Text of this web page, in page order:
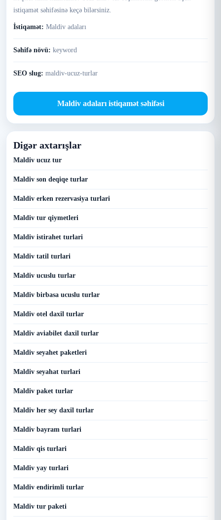
istiqamət səhifəsinə keçə bilərsiniz.
İstiqamət: Maldiv adaları
Səhifə növü: keyword
SEO slug: maldiv-ucuz-turlar
Maldiv adaları istiqamət səhifəsi
Digər axtarışlar
Maldiv ucuz tur
Maldiv son deqiqe turlar
Maldiv erken rezervasiya turlari
Maldiv tur qiymetleri
Maldiv istirahet turlari
Maldiv tatil turlari
Maldiv ucuslu turlar
Maldiv birbasa ucuslu turlar
Maldiv otel daxil turlar
Maldiv aviabilet daxil turlar
Maldiv seyahet paketleri
Maldiv seyahat turlari
Maldiv paket turlar
Maldiv her sey daxil turlar
Maldiv bayram turlari
Maldiv qis turlari
Maldiv yay turlari
Maldiv endirimli turlar
Maldiv tur paketi